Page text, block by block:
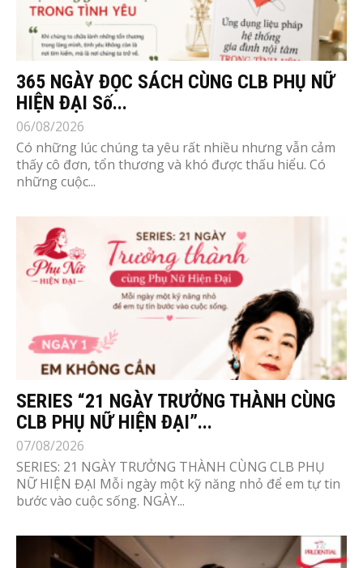
365 NGÀY ĐỌC SÁCH CÙNG CLB PHỤ NỮ
HIỆN ĐẠI Số...
06/08/2026
Có những lúc chúng ta yêu rất nhiều nhưng vẫn cảm
thấy cô đơn, tổn thương và khó được thấu hiểu. Có
những cuộc...
SERIES “21 NGÀY TRƯỞNG THÀNH CÙNG
CLB PHỤ NỮ HIỆN ĐẠI”...
07/08/2026
SERIES: 21 NGÀY TRƯỞNG THÀNH CÙNG CLB PHỤ
NỮ HIỆN ĐẠI Mỗi ngày một kỹ năng nhỏ để em tự tin
bước vào cuộc sống. NGÀY...